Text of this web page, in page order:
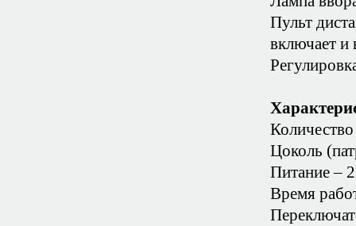
Пульт
включает и
Цоколь
Питание –
Время